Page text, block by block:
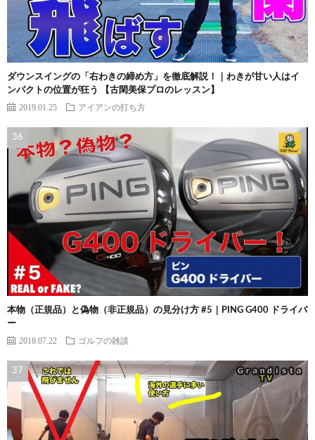
ダウンスイングの「右わきの締め方」を徹底解説！｜わきが甘い人はイ
ンパクトの位置が狂う 【古閑美保プロのレッスン】
2019.01.25 アイアンの打ち方
本物（正規品）と偽物（非正規品）の見分け方 #5｜PING G400 ドライバ
ー
2018.07.22 ゴルフの雑談